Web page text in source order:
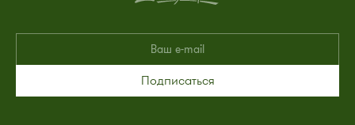
Подписаться